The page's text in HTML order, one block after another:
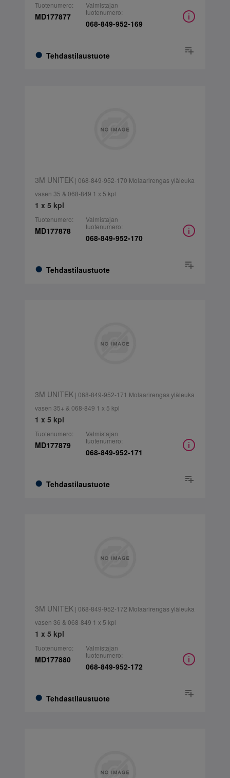
Tuotenumero:
MD177877
Tehdastilaustuote
Valmistajan
tuotenumero:
068-849-952-169
3M UNITEK| 068-849-952-170 Molaarirengas yläleuka
vasen 35 & 068-849 1 x 5 kpl
1 x 5 kpl
Tuotenumero:
MD177878
Tehdastilaustuote
Valmistajan
tuotenumero:
068-849-952-170
3M UNITEK| 068-849-952-171 Molaarirengas yläleuka
vasen 35+ & 068-849 1 x 5 kpl
1 x 5 kpl
Tuotenumero:
MD177879
Tehdastilaustuote
Valmistajan
tuotenumero:
068-849-952-171
3M UNITEK| 068-849-952-172 Molaarirengas yläleuka
vasen 36 & 068-849 1 x 5 kpl
1 x 5 kpl
Tuotenumero:
MD177880
Tehdastilaustuote
Valmistajan
tuotenumero:
068-849-952-172